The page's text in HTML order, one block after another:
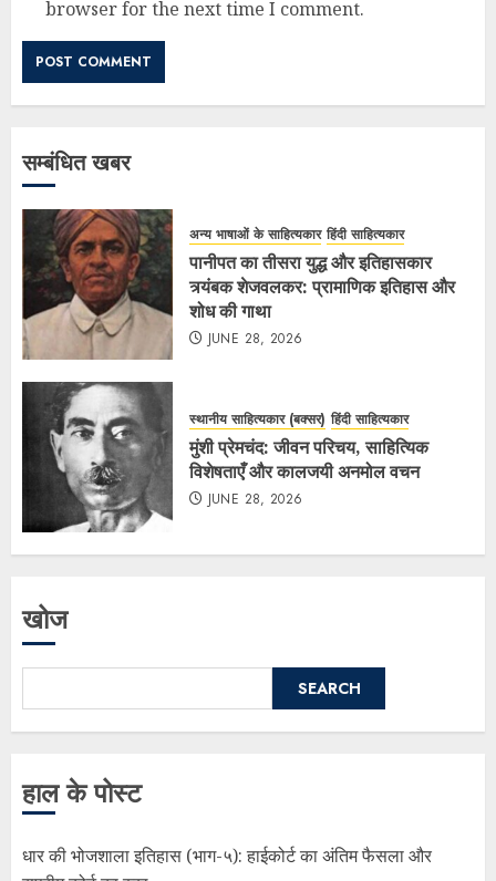
browser for the next time I comment.
सम्बंधित खबर
अन्य भाषाओं के साहित्यकार हिंदी साहित्यकार
पानीपत का तीसरा युद्ध और इतिहासकार
त्र्यंबक शेजवलकर: प्रामाणिक इतिहास और
शोध की गाथा
JUNE 28, 2026
स्थानीय साहित्यकार (बक्सर) हिंदी साहित्यकार
मुंशी प्रेमचंद: जीवन परिचय, साहित्यिक
विशेषताएँ और कालजयी अनमोल वचन
JUNE 28, 2026
खोज
SEARCH
हाल के पोस्ट
धार की भोजशाला इतिहास (भाग-५): हाईकोर्ट का अंतिम फैसला और